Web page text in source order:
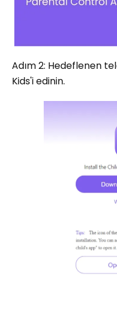
Adım 2: Hedeflenen
Kids'i edinin.